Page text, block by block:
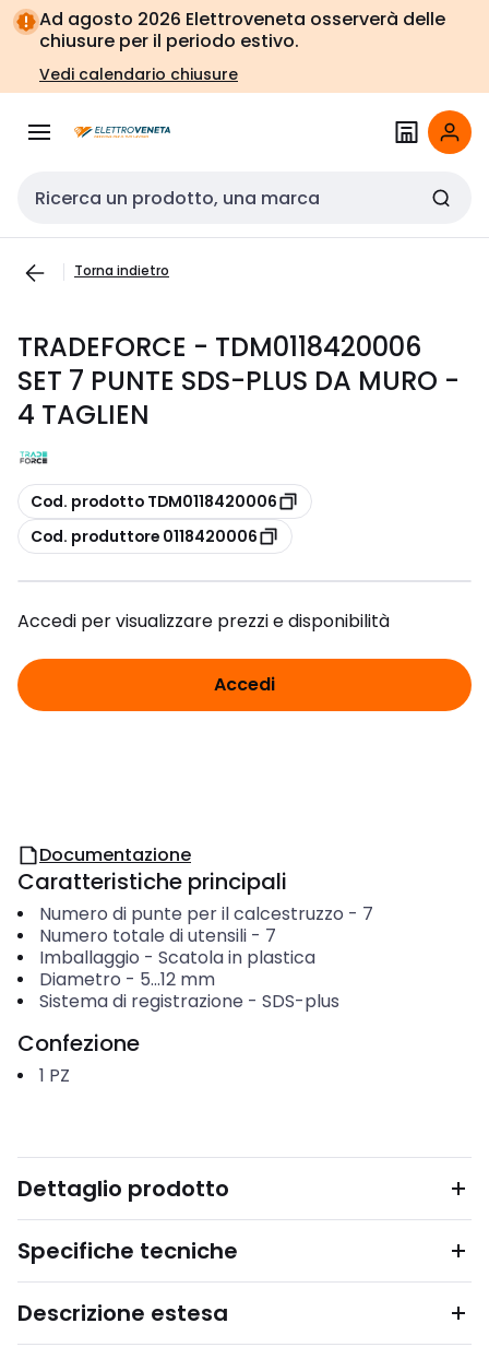
Vai alla
navigazione
Vai
alla
pagina
Ad agosto 2026 Elettroveneta osserverà delle
chiusure per il periodo estivo.
Vedi calendario chiusure
Cerca input
Torna indietro
TRADEFORCE - TDM0118420006
SET 7 PUNTE SDS-PLUS DA MURO -
4 TAGLIEN
copia
Cod. prodotto TDM0118420006
copia
Cod. produttore 0118420006
Accedi per visualizzare prezzi e disponibilità
Accedi
Documentazione
Caratteristiche principali
Numero di punte per il calcestruzzo - 7
Numero totale di utensili- 7
Imballaggio - Scatola in plastica
Diametro - 5...12 mm
Sistema di registrazione - SDS-plus
Confezione
1 PZ
Dettaglio prodotto
Specifiche tecniche
Descrizione estesa